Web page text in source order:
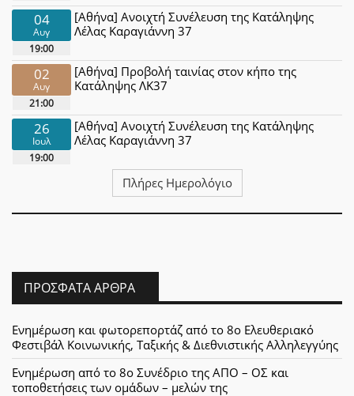
04
Αυγ
19:00
[Αθήνα] Ανοιχτή Συνέλευση της Κατάληψης
Λέλας Καραγιάννη 37
02
Αυγ
21:00
[Αθήνα] Προβολή ταινίας στον κήπο της
Κατάληψης ΛΚ37
26
Ιουλ
19:00
[Αθήνα] Ανοιχτή Συνέλευση της Κατάληψης
Λέλας Καραγιάννη 37
Πλήρες Ημερολόγιο
ΠΡΌΣΦΑΤΑ ΆΡΘΡΑ
Ενημέρωση και φωτορεπορτάζ από το 8ο Ελευθεριακό
Φεστιβάλ Κοινωνικής, Ταξικής & Διεθνιστικής Αλληλεγγύης
Ενημέρωση από το 8ο Συνέδριο της ΑΠΟ – ΟΣ και
τοποθετήσεις των ομάδων – μελών της